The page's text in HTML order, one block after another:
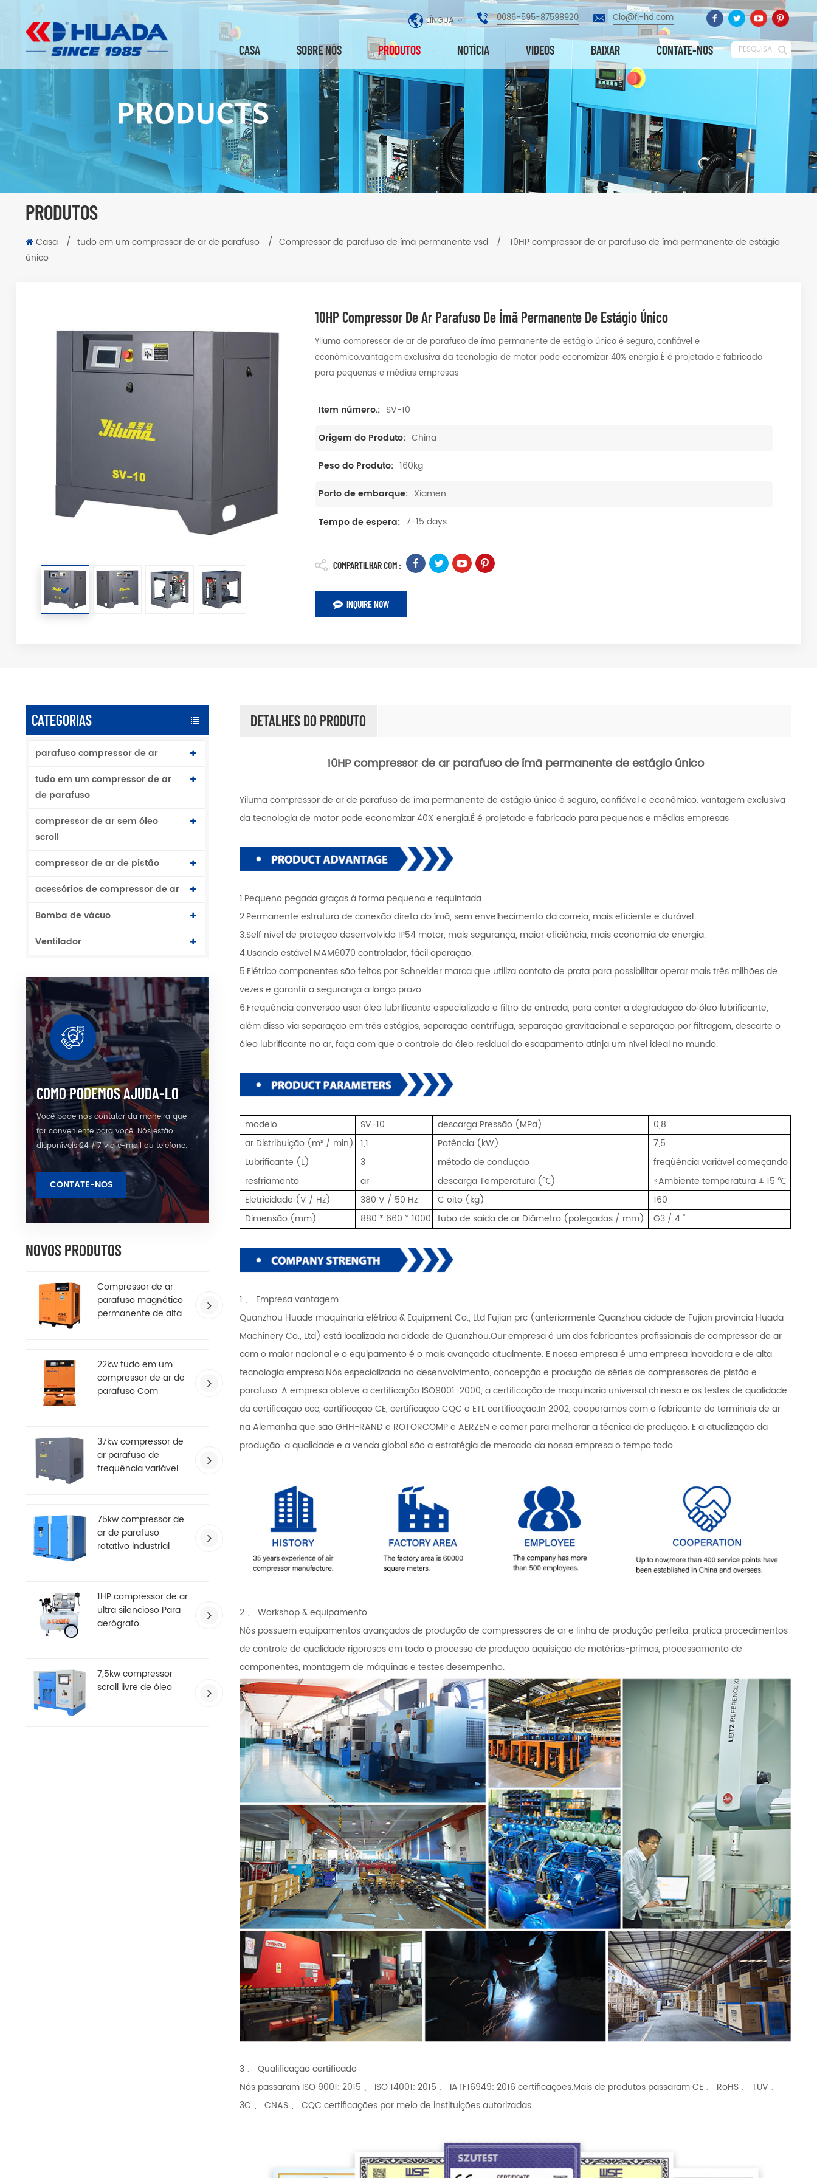
LÍNGUA 0086-595-87598920 Cio@fj-hd.com
CASA SOBRE NÓS PRODUTOS NOTÍCIA VIDEOS BAIXAR CONTATE-NOS PESQUISA
PRODUTOS
Casa / tudo em um compressor de ar de parafuso / Compressor de parafuso de ímã permanente vsd /
10HP compressor de ar parafuso de ímã permanente de estágio
único
10HP Compressor De Ar Parafuso De Ímã Permanente De Estágio Único
Yiluma compressor de ar de parafuso de ímã permanente de estágio único é seguro, confiável e
econômico.vantagem exclusiva da tecnologia de motor pode economizar 40% energia.É é projetado e fabricado
para pequenas e médias empresas
Item número.: SV-10
Origem do Produto: China
Peso do Produto: 160kg
Porto de embarque: Xiamen
Tempo de espera: 7-15 days
COMPARTILHAR COM :
INQUIRE NOW
CATEGORIAS
parafuso compressor de ar
tudo em um compressor de ar
de parafuso
compressor de ar sem óleo
scroll
compressor de ar de pistão
acessórios de compressor de ar
Bomba de vácuo
Ventilador
COMO PODEMOS AJUDA-LO
Você pode nos contatar da maneira que
for conveniente para você. Nós estão
disponíveis 24 / 7 via e-mail ou telefone.
CONTATE-NOS
NOVOS PRODUTOS
Compressor de ar
parafuso magnético
permanente de alta
22kw tudo em um
compressor de ar de
parafuso Com
37kw compressor de
ar parafuso de
frequência variável
75kw compressor de
ar de parafuso
rotativo industrial
1HP compressor de ar
ultra silencioso Para
aerógrafo
7,5kw compressor
scroll livre de óleo
DETALHES DO PRODUTO
10HP compressor de ar parafuso de ímã permanente de estágio único
Yiluma compressor de ar de parafuso de ímã permanente de estágio único é seguro, confiável e econômico. vantagem exclusiva
da tecnologia de motor pode economizar 40% energia.É é projetado e fabricado para pequenas e médias empresas
1.Pequeno pegada graças à forma pequena e requintada.
2.Permanente estrutura de conexão direta do ímã, sem envelhecimento da correia, mais eficiente e durável.
3.Self nível de proteção desenvolvido IP54 motor, mais segurança, maior eficiência, mais economia de energia.
4.Usando estável MAM6070 controlador, fácil operação.
5.Elétrico componentes são feitos por Schneider marca que utiliza contato de prata para possibilitar operar mais três milhões de
vezes e garantir a segurança a longo prazo.
6.Frequência conversão usar óleo lubrificante especializado e filtro de entrada, para conter a degradação do óleo lubrificante,
além disso via separação em três estágios, separação centrífuga, separação gravitacional e separação por filtragem, descarte o
óleo lubrificante no ar, faça com que o controle do óleo residual do escapamento atinja um nível ideal no mundo.
modelo SV-10 descarga Pressão (MPa)
0,8
ar Distribuição (m³ / min) 1,1 Potência (kW)
7,5
Lubrificante (L)
3 método de condução
freqüência variável começando
resfriamento
ar descarga Temperatura (℃)
≤Ambiente temperatura ± 15 ℃
Eletricidade (V / Hz)
380 V / 50 Hz C oito (kg)
160
Dimensão (mm)
880 * 660 * 1000 tubo de saída de ar Diâmetro (polegadas / mm) G3 / 4 ''
1 、 Empresa vantagem
Quanzhou Huade maquinaria elétrica & Equipment Co., Ltd Fujian prc (anteriormente Quanzhou cidade de Fujian província Huada
Machinery Co., Ltd) está localizada na cidade de Quanzhou.Our empresa é um dos fabricantes profissionais de compressor de ar
com o maior nacional e o equipamento é o mais avançado atualmente. E nossa empresa é uma empresa inovadora e de alta
tecnologia empresa.Nós especializada no desenvolvimento, concepção e produção de séries de compressores de pistão e
parafuso. A empresa obteve a certificação ISO9001: 2000, a certificação de maquinaria universal chinesa e os testes de qualidade
da certificação ccc, certificação CE, certificação CQC e ETL certificação.In 2002, cooperamos com o fabricante de terminais de ar
na Alemanha que são GHH-RAND e ROTORCOMP e AERZEN e comer para melhorar a técnica de produção. E a atualização da
produção, a qualidade e a venda global são a estratégia de mercado da nossa empresa o tempo todo.
2 、 Workshop & equipamento
Nós possuem equipamentos avançados de produção de compressores de ar e linha de produção perfeita. pratica procedimentos
de controle de qualidade rigorosos em todo o processo de produção aquisição de matérias-primas, processamento de
componentes, montagem de máquinas e testes desempenho.
3 、 Qualificação certificado
Nós passaram ISO 9001: 2015 、 ISO 14001: 2015 、 IATF16949: 2016 certificações.Mais de produtos passaram CE 、 RoHS 、 TUV 、
3C 、 CNAS 、 CQC certificações por meio de instituições autorizadas.